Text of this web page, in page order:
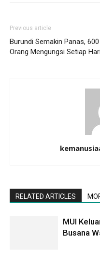
Previous article
Burundi Semakin Panas, 600
Orang Mengungsi Setiap Hari
RELATED ARTICLES
MUI
Busana